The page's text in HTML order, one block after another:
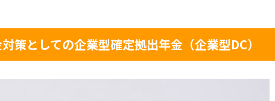
策としての企業型確定拠出年金（企業型DC）